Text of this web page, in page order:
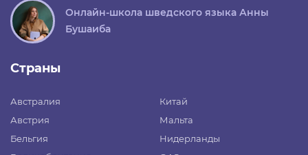
Онлайн-школа шведского языка Анны
Бушаиба
Страны
Австралия
Австрия
Бельгия
Китай
Мальта
Нидерланды